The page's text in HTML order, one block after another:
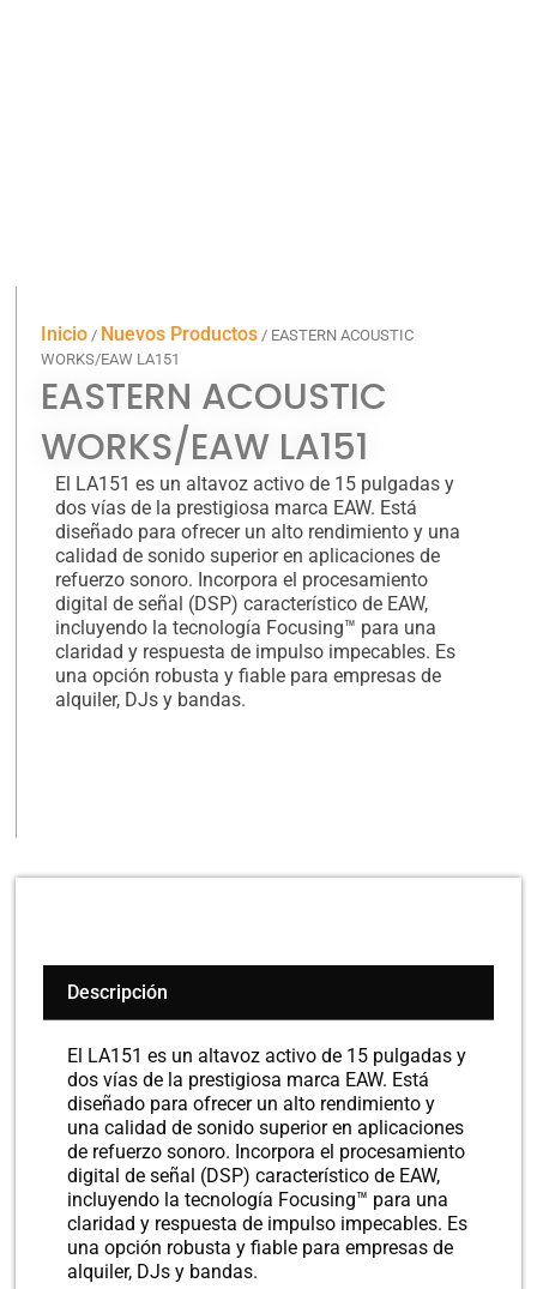
Inicio / Nuevos Productos / EASTERN ACOUSTIC
WORKS/EAW LA151
EASTERN ACOUSTIC
WORKS/EAW LA151
El LA151 es un altavoz activo de 15 pulgadas y
dos vías de la prestigiosa marca EAW. Está
diseñado para ofrecer un alto rendimiento y una
calidad de sonido superior en aplicaciones de
refuerzo sonoro. Incorpora el procesamiento
digital de señal (DSP) característico de EAW,
incluyendo la tecnología Focusing™ para una
claridad y respuesta de impulso impecables. Es
una opción robusta y fiable para empresas de
alquiler, DJs y bandas.
Descripción
El LA151 es un altavoz activo de 15 pulgadas y
dos vías de la prestigiosa marca EAW. Está
diseñado para ofrecer un alto rendimiento y
una calidad de sonido superior en aplicaciones
de refuerzo sonoro. Incorpora el procesamiento
digital de señal (DSP) característico de EAW,
incluyendo la tecnología Focusing™ para una
claridad y respuesta de impulso impecables. Es
una opción robusta y fiable para empresas de
alquiler, DJs y bandas.